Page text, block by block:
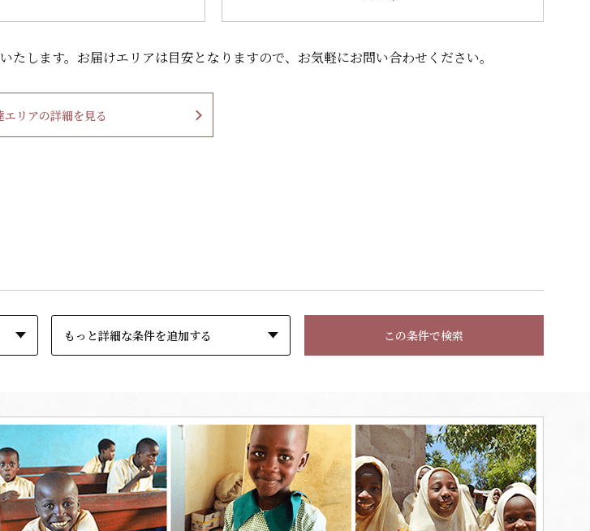
たします。 お届けエリアは目安となりますので、 お気軽にお問い合わせください。
エリアの詳細を見る
もっと詳細な条件を追加する この条件で検索